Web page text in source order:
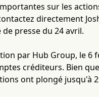
sur les
directement
presse du 24 avril.
par Hub Group, le
créditeurs. Bien
ont plongé jusqu'à